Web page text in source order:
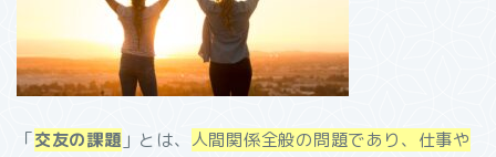
「交友の課題 」とは、 人間関係全般の問題であり、仕事や